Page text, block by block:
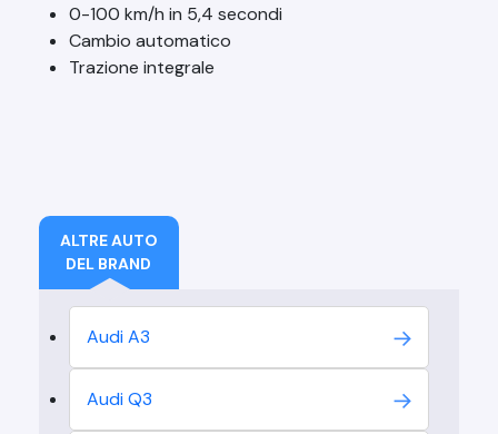
0-100 km/h in 5,4 secondi
Cambio automatico
Trazione integrale
ALTRE AUTO
DEL BRAND
Audi A3
Audi Q3